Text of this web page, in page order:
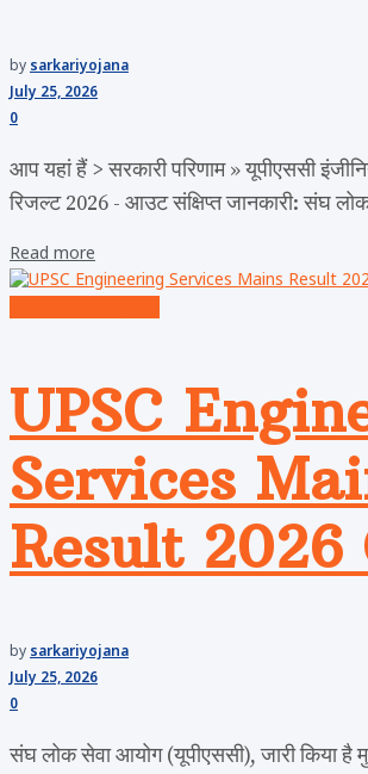
by sarkariyojana
July 25, 2026
0
आप यहां हैं > सरकारी परिणाम » यूपीएससी
रिजल्ट 2026 - आउट संक्षिप्त जानकारी: संघ
Read more
UPSC
Services
Result 2026
by sarkariyojana
July 25, 2026
0
संघ लोक सेवा आयोग (यूपीएससी), जारी किया है